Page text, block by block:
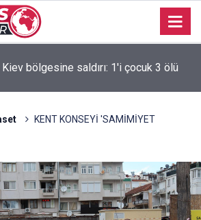
İlk 2,5 Yıl İcraat Tanıtımı
KENT KONSEYİ 'SAMİMİYET